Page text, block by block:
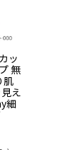
ッ
無
肌
え
細